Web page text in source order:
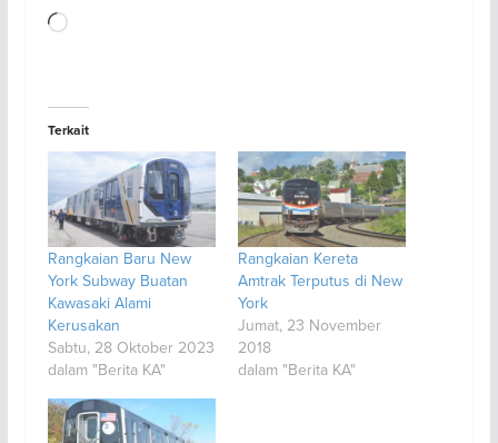
Memuat...
Terkait
Rangkaian Baru New
York Subway Buatan
Kawasaki Alami
Kerusakan
Sabtu, 28 Oktober 2023
dalam "Berita KA"
Rangkaian Kereta
Amtrak Terputus di New
York
Jumat, 23 November
2018
dalam "Berita KA"